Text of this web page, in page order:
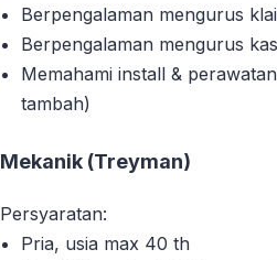
Berpengalaman mengurus
Berpengalaman mengurus
Memahami install &
tambah)
Mekanik (Treyman)
Persyaratan:
Pria, usia max 40 th